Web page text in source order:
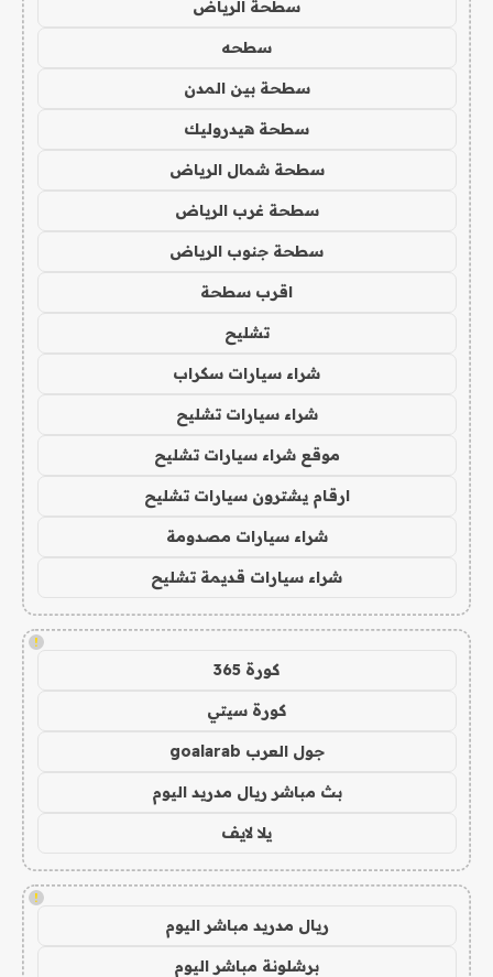
سطحة الرياض
سطحه
سطحة بين المدن
سطحة هيدروليك
سطحة شمال الرياض
سطحة غرب الرياض
سطحة جنوب الرياض
اقرب سطحة
تشليح
شراء سيارات سكراب
شراء سيارات تشليح
موقع شراء سيارات تشليح
ارقام يشترون سيارات تشليح
شراء سيارات مصدومة
شراء سيارات قديمة تشليح
!
كورة 365
كورة سيتي
جول العرب goalarab
بث مباشر ريال مدريد اليوم
يلا لايف
!
ريال مدريد مباشر اليوم
برشلونة مباشر اليوم